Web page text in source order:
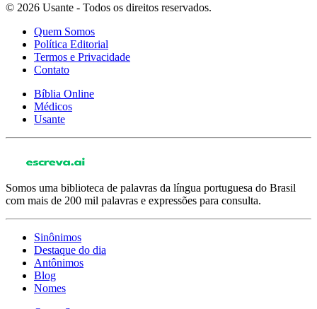
© 2026 Usante - Todos os direitos reservados.
Quem Somos
Política Editorial
Termos e Privacidade
Contato
Bíblia Online
Médicos
Usante
Somos uma biblioteca de palavras da língua portuguesa do Brasil
com mais de 200 mil palavras e expressões para consulta.
Sinônimos
Destaque do dia
Antônimos
Blog
Nomes